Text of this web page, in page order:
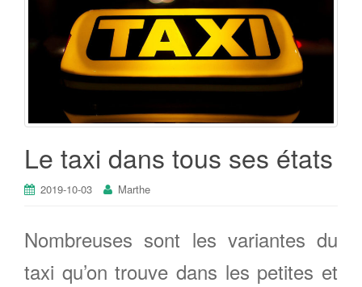
i
i
n
Le taxi dans tous ses états
2019-10-03 Marthe
Nombreuses sont les variantes du
taxi qu’on trouve dans les petites et